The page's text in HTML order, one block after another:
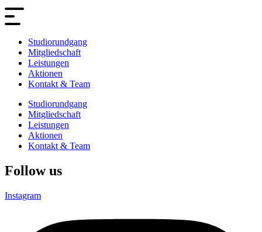
Studiorundgang
Mitgliedschaft
Leistungen
Aktionen
Kontakt & Team
Studiorundgang
Mitgliedschaft
Leistungen
Aktionen
Kontakt & Team
Follow us
Instagram